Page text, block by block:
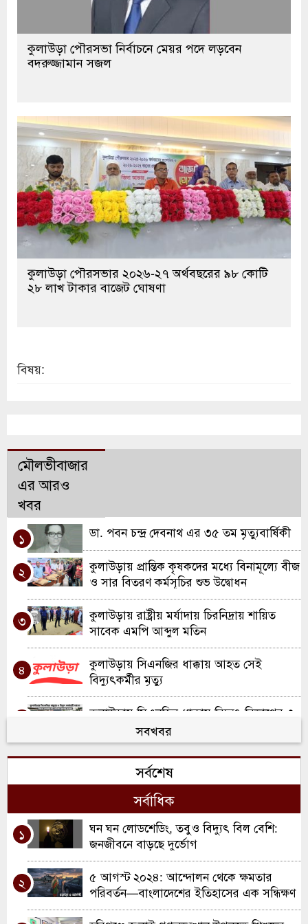
কুলাউড়া পৌরসভা নির্বাচনে মেয়র পদে লড়বেন
বদরুজ্জামান সজল
কুলাউড়া পৌরসভার ২০২৬-২৭ অর্থবছরের ৯৮ কোটি
২৮ লাখ টাকার বাজেট ঘোষণা
বিষয়:
মৌলভীবাজার
এর আরও
খবর
১ ডা. পবন চন্দ্র দেবনাথ এর ৩৫ তম মৃত্যুবার্ষিকী
২
কুলাউড়ায় প্রান্তিক কৃষকদের মধ্যে বিনামূল্যে বীজ
ও সার বিতরণ কর্মসূচির শুভ উদ্বোধন
৩
কুলাউড়ায় রাষ্ট্রীয় মর্যাদায় চিরনিদ্রায় শায়িত
সাবেক এমপি আব্দুল মতিন
৪
কুলাউড়ায় সিএনজির ধাক্কায় আহত সেই
বিদ্যুৎকর্মীর মৃত্যু
কুলাউড়ায় সিএনজির ধাক্কায় বিদ্যুৎ বিভাগের ৩
কর্মী আহত; একজন আইসিইউতে
খাল খননে নতুন দিগন্ত: কুলাউড়ায় ২ কোটি
টাকার প্রকল্পের যাত্রা
৭ মৌলভীবাজারে ১৩ ডাকাতের যাবজ্জীবন কারাদণ্ড
৮
কুলাউড়ায় ইউএনও পদে রদবদল, দায়িত্বে
আসছেন সানজিদা আক্তার
৯
রবিরবাজার-কর্মধা সড়ক সংস্কারে অনিয়মের
অভিযোগ
সবখবর
সর্বশেষ
সর্বাধিক
১
ঘন ঘন লোডশেডিং, তবুও বিদ্যুৎ বিল বেশি:
জনজীবনে বাড়ছে দুর্ভোগ
২
৫ আগস্ট ২০২৪: আন্দোলন থেকে ক্ষমতার
পরিবর্তন—বাংলাদেশের ইতিহাসের এক সন্ধিক্ষণ